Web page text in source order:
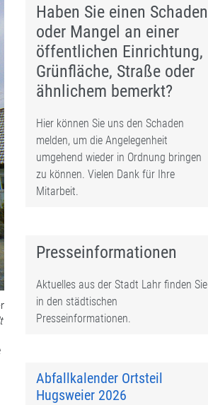
Haben Sie einen Schaden
oder Mangel an einer
öffentlichen Einrichtung,
Grünfläche, Straße oder
ähnlichem bemerkt?
Hier können Sie uns den Schaden
melden, um die Angelegenheit
umgehend wieder in Ordnung bringen
zu können. Vielen Dank für Ihre
Mitarbeit.
Presseinformationen
Aktuelles aus der Stadt Lahr finden Sie
in den städtischen
Presseinformationen.
Abfallkalender Ortsteil
Hugsweier 2026